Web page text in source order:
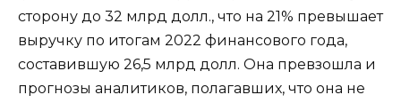
сторону до 32 млрд долл., что на 21% превышает
выручку по итогам 2022 финансового года,
составившую 26,5 млрд долл. Она превзошла и
прогнозы аналитиков, полагавших, что она не